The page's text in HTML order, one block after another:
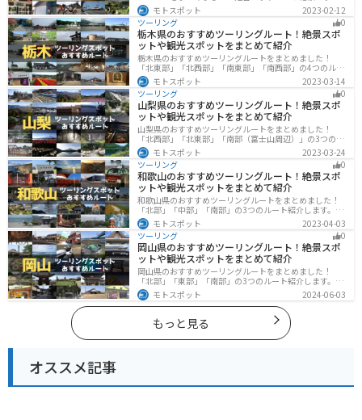
ト、温泉、山、海、グルメなど様々なジャンルで楽しめ
ます。バイクで鹿児島ツーリングに行こうと思っている
人は、参考にしてください。
モトスポット
2023-02-12
ツーリング
0
栃木県のおすすめツーリングルート！絶景スポ
ットや観光スポットをまとめて紹介
栃木県のおすすめツーリングルートをまとめました！
「北東部」「北西部」「南東部」「南西部」の4つのルー
ト紹介します。日本を代表する神社や広大な山や滝、湖
などを歴史や自然を満喫するツーリングができます。バ
イクで栃木県にツーリングに行く際は参考にしてくださ
い。
モトスポット
2023-03-14
ツーリング
0
山梨県のおすすめツーリングルート！絶景スポ
ットや観光スポットをまとめて紹介
山梨県のおすすめツーリングルートをまとめました！
「北西部」「北東部」「南部（富士山周辺）」の3つのル
ート紹介します。富士山を中心に自然豊かな景色や食事
を楽しめるスポットが多数あります。バイクで山梨県に
ツーリングに行く際は参考にしてください。
モトスポット
2023-03-24
ツーリング
0
和歌山のおすすめツーリングルート！絶景スポ
ットや観光スポットをまとめて紹介
和歌山県のおすすめツーリングルートをまとめました！
「北部」「中部」「南部」の3つのルート紹介します。海
と山に囲まれた自然豊かなエリアが広がり、様々な楽し
み方ができます。バイクで和歌山県にツーリングに行く
際は参考にしてください。
モトスポット
2023-04-03
ツーリング
0
岡山県のおすすめツーリングルート！絶景スポ
ットや観光スポットをまとめて紹介
岡山県のおすすめツーリングルートをまとめました！
「北部」「東部」「南部」の3つのルート紹介します。岡
山市や倉敷市など、歴史ある街並みも魅力的で、バイク
ツーリングに最適なスポットが多数あります。バイクで
岡山県にツーリングに行く際は参考にしてください。
モトスポット 2024-06-03
もっと見る
オススメ記事